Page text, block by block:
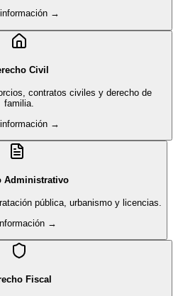
→
Civil
contratos civiles y derecho de
familia.
→
Administrativo
pública, urbanismo y licencias.
→
Fiscal